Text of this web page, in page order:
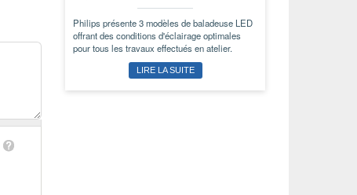
Philips présente 3 modèles de baladeuse LED
offrant des conditions d'éclairage optimales
pour tous les travaux effectués en atelier.
LIRE LA SUITE